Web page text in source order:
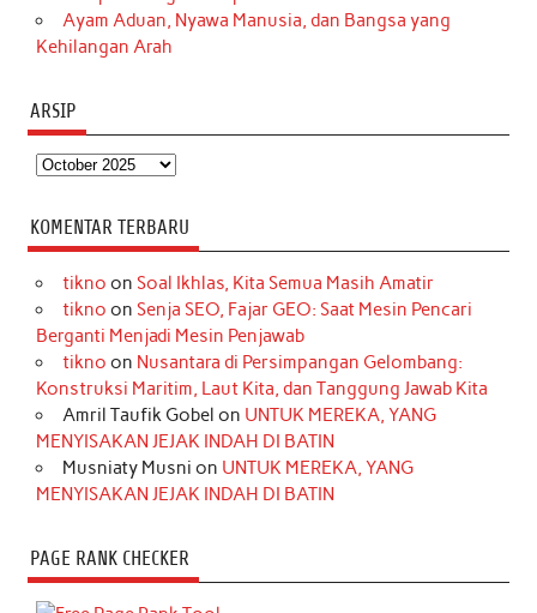
Ayam Aduan, Nyawa Manusia, dan Bangsa yang
Kehilangan Arah
ARSIP
Arsip
KOMENTAR TERBARU
tikno on Soal Ikhlas, Kita Semua Masih Amatir
tikno on Senja SEO, Fajar GEO: Saat Mesin Pencari
Berganti Menjadi Mesin Penjawab
tikno on Nusantara di Persimpangan Gelombang:
Konstruksi Maritim, Laut Kita, dan Tanggung Jawab Kita
Amril Taufik Gobel on UNTUK MEREKA, YANG
MENYISAKAN JEJAK INDAH DI BATIN
Musniaty Musni on UNTUK MEREKA, YANG
MENYISAKAN JEJAK INDAH DI BATIN
PAGE RANK CHECKER